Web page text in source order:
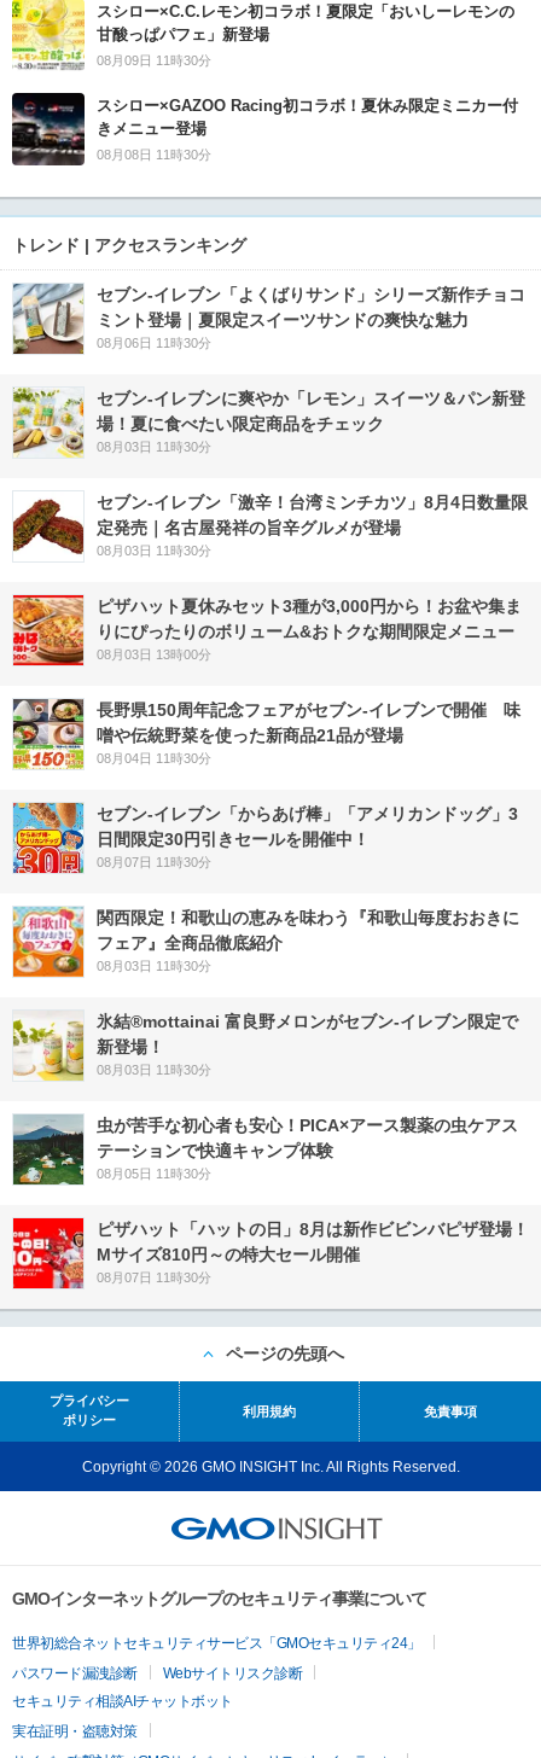
スシロー×C.C.レモン初コラボ！夏限定「おいしーレモンの
甘酸っぱパフェ」新登場
08月09日 11時30分
スシロー×GAZOO Racing初コラボ！夏休み限定ミニカー付
きメニュー登場
08月08日 11時30分
トレンド | アクセスランキング
セブン‐イレブン「よくばりサンド」シリーズ新作チョコ
ミント登場｜夏限定スイーツサンドの爽快な魅力
08月06日 11時30分
セブン‐イレブンに爽やか「レモン」スイーツ＆パン新登
場！夏に食べたい限定商品をチェック
08月03日 11時30分
セブン-イレブン「激辛！台湾ミンチカツ」8月4日数量限
定発売｜名古屋発祥の旨辛グルメが登場
08月03日 11時30分
ピザハット夏休みセット3種が3,000円から！お盆や集ま
りにぴったりのボリューム&おトクな期間限定メニュー
08月03日 13時00分
長野県150周年記念フェアがセブン-イレブンで開催 味
噌や伝統野菜を使った新商品21品が登場
08月04日 11時30分
セブン‐イレブン「からあげ棒」「アメリカンドッグ」3
日間限定30円引きセールを開催中！
08月07日 11時30分
関西限定！和歌山の恵みを味わう『和歌山毎度おおきに
フェア』全商品徹底紹介
08月03日 11時30分
氷結®mottainai 富良野メロンがセブン‐イレブン限定で
新登場！
08月03日 11時30分
虫が苦手な初心者も安心！PICA×アース製薬の虫ケアス
テーションで快適キャンプ体験
08月05日 11時30分
ピザハット「ハットの日」8月は新作ビビンバピザ登場！
Mサイズ810円～の特大セール開催
08月07日 11時30分
ページの先頭へ
プライバシー
ポリシー
利用規約 免責事項
Copyright © 2026 GMO INSIGHT Inc. All Rights Reserved.
GMOインターネットグループのセキュリティ事業について
世界初総合ネットセキュリティサービス「GMOセキュリティ24」
パスワード漏洩診断
Webサイトリスク診断
セキュリティ相談AIチャットボット
実在証明・盗聴対策